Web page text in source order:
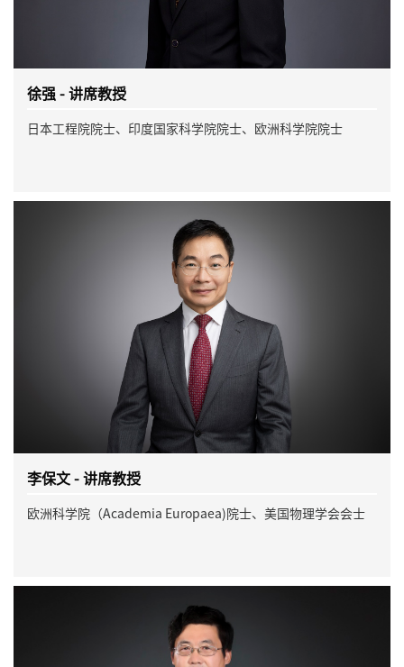
徐强 - 讲席教授
日本工程院院士、印度国家科学院院士、欧洲科学院院士
李保文 - 讲席教授
欧洲科学院（Academia Europaea)院士、美国物理学会会士